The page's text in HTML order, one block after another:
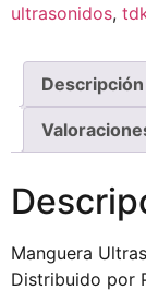
ultrasonidos,
Descripción
Manguera
Distribuido por